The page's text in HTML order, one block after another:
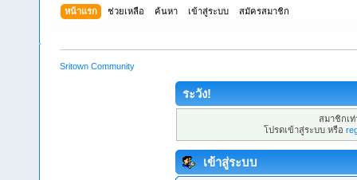
หน้าแรก ช่วยเหลือ ค้นหา เข้าสู่ระบบ สมัครสมาชิก
Sritown Community
ระวัง!
สมาชิกเ
โปรดเข้าสู่ระบบ หรือ
เข้าสู่ระบบ